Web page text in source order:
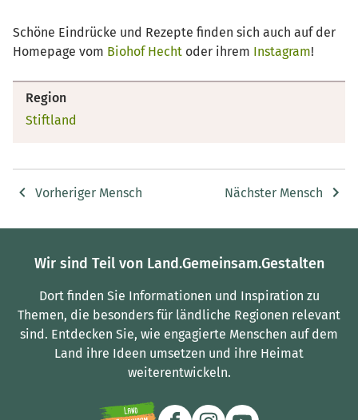
Schöne Eindrücke und Rezepte finden sich auch auf der
Homepage vom Biohof Hecht oder ihrem Instagram!
Region
Stiftland
Vorheriger Mensch Nächster Mensch
Wir sind Teil von Land.Gemeinsam.Gestalten
Dort finden Sie Informationen und Inspiration zu
Themen, die besonders für ländliche Regionen relevant
sind. Entdecken Sie, wie engagierte Menschen auf dem
Land ihre Ideen umsetzen und ihre Heimat
weiterentwickeln.